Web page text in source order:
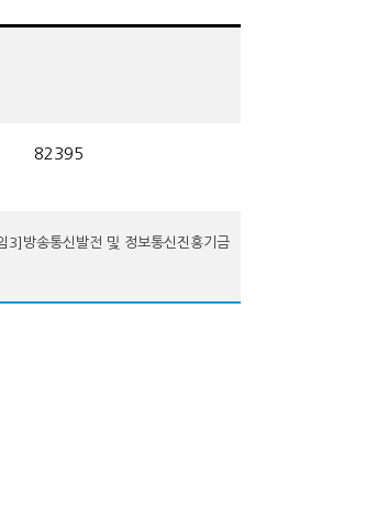
82395
3]방송통신발전 및 정보통신진흥기금